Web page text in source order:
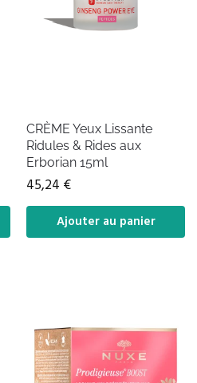
CRÈME Yeux Lissante
Ridules & Rides aux
Erborian 15ml
45,24 €
Ajouter au panier